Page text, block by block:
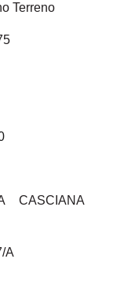
Terreno
CASCIANA
A